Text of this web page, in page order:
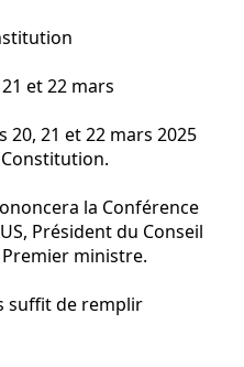
et 22 mars
20, 21 et 22 mars 2025
la Conférence
Président du Conseil
ministre.
suffit de remplir